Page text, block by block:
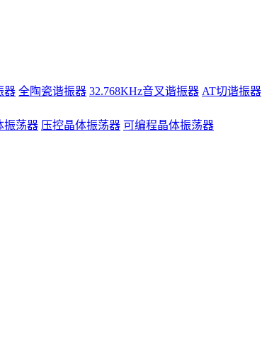
器 全陶瓷谐振器 32.768KHz音叉谐振器 AT切谐振器
振荡器 压控晶体振荡器 可编程晶体振荡器